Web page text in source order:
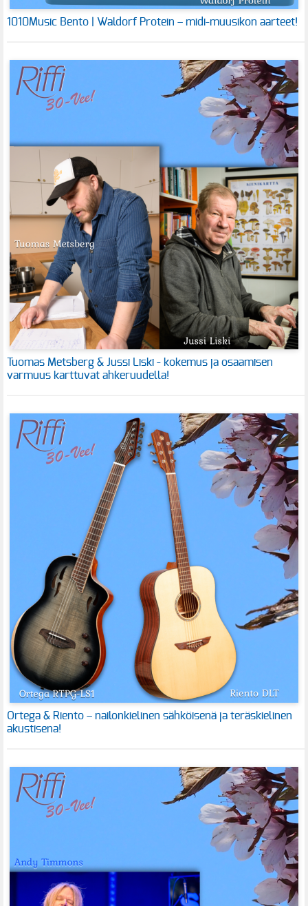
1010Music Bento | Waldorf Protein – midi-muusikon aarteet!
Tuomas Metsberg & Jussi Liski - kokemus ja osaamisen
varmuus karttuvat ahkeruudella!
Ortega & Riento – nailonkielinen sähköisenä ja teräskielinen
akustisena!